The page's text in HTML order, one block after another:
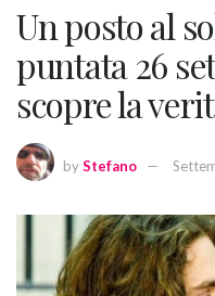
Un posto al
puntata 26
scopre la
byStefano